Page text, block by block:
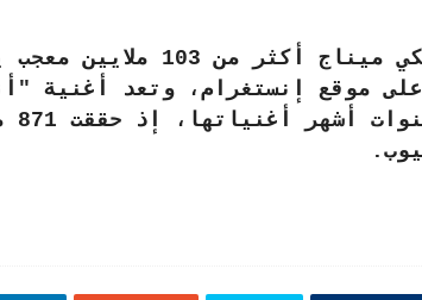
ولدى نيكي ميناج أكثر
موقع إنستغرام، وتعد أغنية